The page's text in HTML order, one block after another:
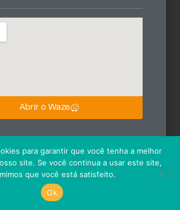
para garantir que você tenha a melhor
site. Se você continua a usar este site,
que você está satisfeito.
Ok
Abrir o Waze